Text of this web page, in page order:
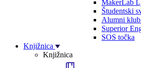
MakerLab
Študentski
Alumni
Superior
SOS točka
Knjižnica
Knjižnica